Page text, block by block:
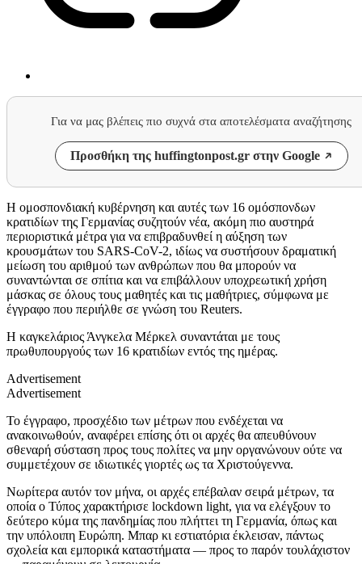
Για να μας βλέπεις πιο συχνά στα αποτελέσματα αναζήτησης
Προσθήκη της huffingtonpost.gr στην Google
Η ομοσπονδιακή κυβέρνηση και αυτές των 16 ομόσπονδων
κρατιδίων της Γερμανίας συζητούν νέα, ακόμη πιο αυστηρά
περιοριστικά μέτρα για να επιβραδυνθεί η αύξηση των
κρουσμάτων του SARS-CoV-2, ιδίως να συστήσουν δραματική
μείωση του αριθμού των ανθρώπων που θα μπορούν να
συναντώνται σε σπίτια και να επιβάλλουν υποχρεωτική χρήση
μάσκας σε όλους τους μαθητές και τις μαθήτριες, σύμφωνα με
έγγραφο που περιήλθε σε γνώση του Reuters.
Η καγκελάριος Άνγκελα Μέρκελ συναντάται με τους
πρωθυπουργούς των 16 κρατιδίων εντός της ημέρας.
Advertisement
Advertisement
Το έγγραφο, προσχέδιο των μέτρων που ενδέχεται να
ανακοινωθούν, αναφέρει επίσης ότι οι αρχές θα απευθύνουν
σθεναρή σύσταση προς τους πολίτες να μην οργανώνουν ούτε να
συμμετέχουν σε ιδιωτικές γιορτές ως τα Χριστούγεννα.
Νωρίτερα αυτόν τον μήνα, οι αρχές επέβαλαν σειρά μέτρων, τα
οποία ο Τύπος χαρακτήρισε lockdown light, για να ελέγξουν το
δεύτερο κύμα της πανδημίας που πλήττει τη Γερμανία, όπως και
την υπόλοιπη Ευρώπη. Μπαρ κι εστιατόρια έκλεισαν, πάντως
σχολεία και εμπορικά καταστήματα — προς το παρόν τουλάχιστον